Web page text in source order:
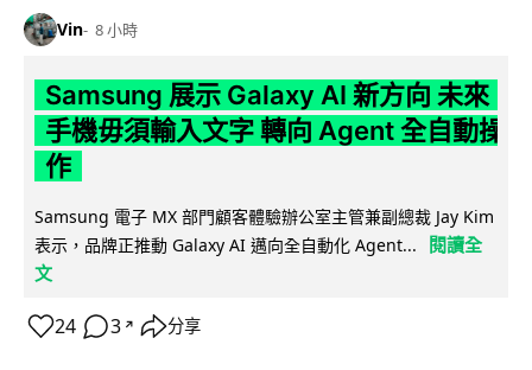
Vin 8 小時
Samsung 展示 Galaxy AI 新方向 未來
手機毋須輸入文字 轉向 Agent 全自動操
作
Samsung 電子 MX 部門顧客體驗辦公室主管兼副總裁 Jay Kim
表示，品牌正推動 Galaxy AI 邁向全自動化 Agent...
閱讀全
文
24 3 ↗ 分享